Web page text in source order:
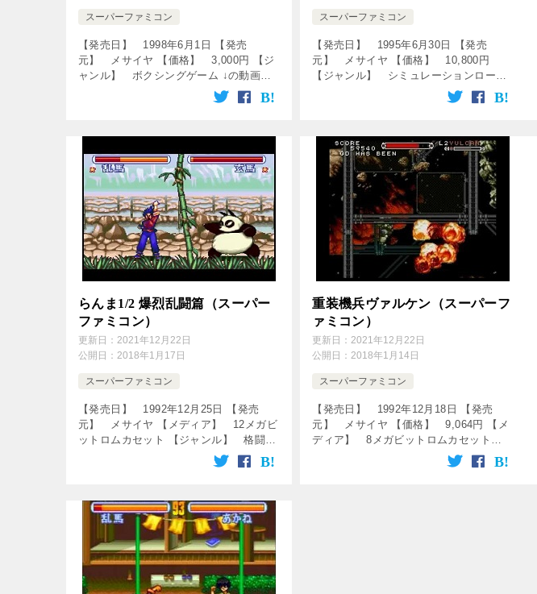
スーパーファミコン
【発売日】 1998年6月1日 【発売
元】 メサイヤ 【価格】 3,000円 【ジ
ャンル】 ボクシングゲーム ↓の動画を
クリック！動画を楽しめます♪ [csshop
スーパーファミコン
【発売日】 1995年6月30日 【発売
元】 メサイヤ 【価格】 10,800円
【ジャンル】 シミュレーションロール
プレイングゲーム ↓の動画をクリック！
動画を楽しめます♪ [csshop service=”
らんま1/2 爆烈乱闘篇（スーパー
ファミコン）
更新日： 2021年12月22日
公開日： 2018年1月17日
スーパーファミコン
【発売日】 1992年12月25日 【発売
元】 メサイヤ 【メディア】 12メガビ
ットロムカセット 【ジャンル】 格闘ゲ
ーム ↓の動画をクリック！動画を楽しめ
ます♪ [csshop service=”raku […]
重装機兵ヴァルケン（スーパーフ
ァミコン）
更新日： 2021年12月22日
公開日： 2018年1月14日
スーパーファミコン
【発売日】 1992年12月18日 【発売
元】 メサイヤ 【価格】 9,064円 【メ
ディア】 8メガビットロムカセット
【ジャンル】 アクションシューティン
グゲーム ↓の動画をクリック！動画を楽